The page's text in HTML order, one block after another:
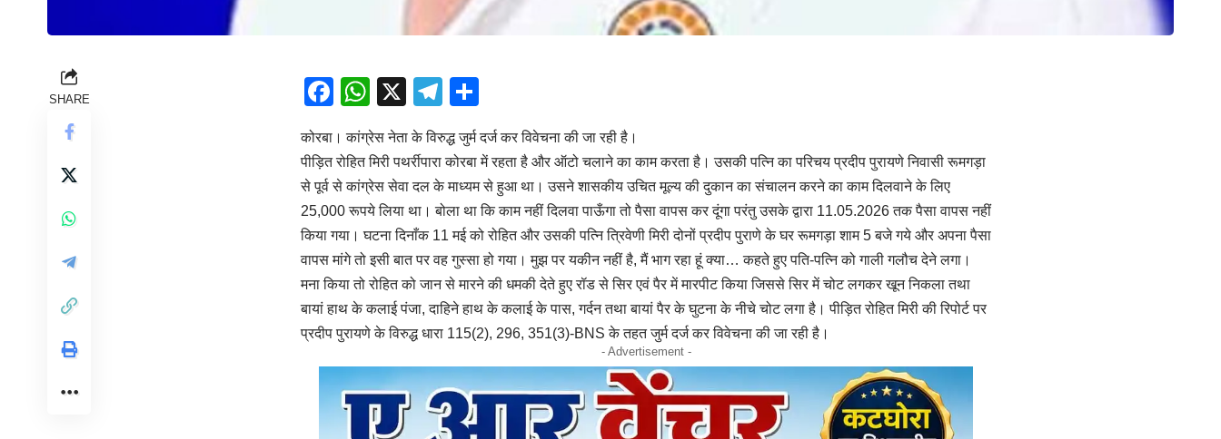
SHARE Facebook
WhatsApp
X Telegram
कोरबा। कांग्रेस नेता के विरुद्ध जुर्म दर्ज कर विवेचना की जा रही है।
पीड़ित रोहित मिरी पथर्रीपारा कोरबा में रहता है और ऑटो चलाने का काम करता है। उसकी पत्नि का परिचय प्रदीप पुरायणे निवासी रूमगड़ा
से पूर्व से कांग्रेस सेवा दल के माध्यम से हुआ था। उसने शासकीय उचित मूल्य की दुकान का संचालन करने का काम दिलवाने के लिए
25,000 रूपये लिया था। बोला था कि काम नहीं दिलवा पाऊँगा तो पैसा वापस कर दूंगा परंतु उसके द्वारा 11.05.2026 तक पैसा वापस नहीं
किया गया। घटना दिनाँक 11 मई को रोहित और उसकी पत्नि त्रिवेणी मिरी दोनों प्रदीप पुराणे के घर रूमगड़ा शाम 5 बजे गये और अपना पैसा
वापस मांगे तो इसी बात पर वह गुस्सा हो गया। मुझ पर यकीन नहीं है, मैं भाग रहा हूं क्या… कहते हुए पति-पत्नि को गाली गलौच देने लगा।
मना किया तो रोहित को जान से मारने की धमकी देते हुए रॉड से सिर एवं पैर में मारपीट किया जिससे सिर में चोट लगकर खून निकला तथा
बायां हाथ के कलाई पंजा, दाहिने हाथ के कलाई के पास, गर्दन तथा बायां पैर के घुटना के नीचे चोट लगा है। पीड़ित रोहित मिरी की रिपोर्ट पर
प्रदीप पुरायणे के विरुद्ध धारा 115(2), 296, 351(3)-BNS के तहत जुर्म दर्ज कर विवेचना की जा रही है।
- Advertisement -